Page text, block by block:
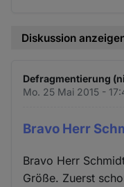
Diskussion
Defragmentierung
Mo. 25 Mai 2015 -
Bravo Herr
Bravo Herr
Größe. Zuerst